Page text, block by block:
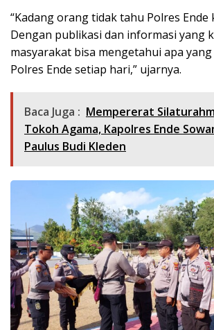
“Kadang orang tidak tahu Polres Ende
Dengan publikasi dan informasi yang
masyarakat bisa mengetahui apa
Polres Ende setiap hari,” ujarnya.
Baca Juga : Mempererat
Tokoh Agama, Kapolres Ende
Paulus Budi Kleden